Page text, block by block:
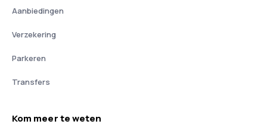
Aanbiedingen
Verzekering
Parkeren
Transfers
Kom meer te weten